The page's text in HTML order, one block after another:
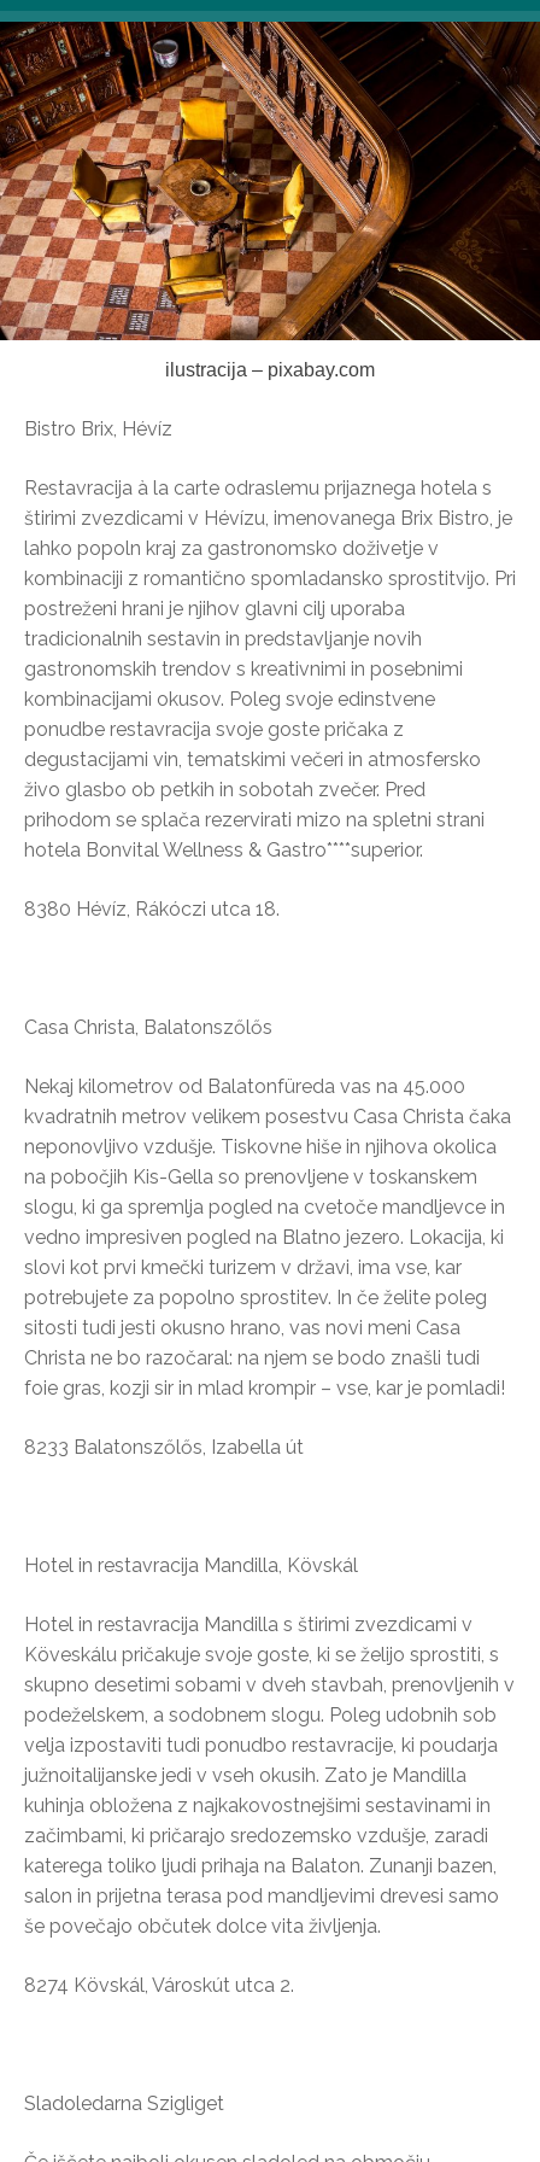
ilustracija – pixabay.com
Bistro Brix, Hévíz
Restavracija à la carte odraslemu prijaznega hotela s
štirimi zvezdicami v Hévízu, imenovanega Brix Bistro, je
lahko popoln kraj za gastronomsko doživetje v
kombinaciji z romantično spomladansko sprostitvijo. Pri
postreženi hrani je njihov glavni cilj uporaba
tradicionalnih sestavin in predstavljanje novih
gastronomskih trendov s kreativnimi in posebnimi
kombinacijami okusov. Poleg svoje edinstvene
ponudbe restavracija svoje goste pričaka z
degustacijami vin, tematskimi večeri in atmosfersko
živo glasbo ob petkih in sobotah zvečer. Pred
prihodom se splača rezervirati mizo na spletni strani
hotela Bonvital Wellness & Gastro****superior.
8380 Hévíz, Rákóczi utca 18.
Casa Christa, Balatonszőlős
Nekaj kilometrov od Balatonfüreda vas na 45.000
kvadratnih metrov velikem posestvu Casa Christa čaka
neponovljivo vzdušje. Tiskovne hiše in njihova okolica
na pobočjih Kis-Gella so prenovljene v toskanskem
slogu, ki ga spremlja pogled na cvetoče mandljevce in
vedno impresiven pogled na Blatno jezero. Lokacija, ki
slovi kot prvi kmečki turizem v državi, ima vse, kar
potrebujete za popolno sprostitev. In če želite poleg
sitosti tudi jesti okusno hrano, vas novi meni Casa
Christa ne bo razočaral: na njem se bodo znašli tudi
foie gras, kozji sir in mlad krompir – vse, kar je pomladi!
8233 Balatonszőlős, Izabella út
Hotel in restavracija Mandilla, Kövskál
Hotel in restavracija Mandilla s štirimi zvezdicami v
Köveskálu pričakuje svoje goste, ki se želijo sprostiti, s
skupno desetimi sobami v dveh stavbah, prenovljenih v
podeželskem, a sodobnem slogu. Poleg udobnih sob
velja izpostaviti tudi ponudbo restavracije, ki poudarja
južnoitalijanske jedi v vseh okusih. Zato je Mandilla
kuhinja obložena z najkakovostnejšimi sestavinami in
začimbami, ki pričarajo sredozemsko vzdušje, zaradi
katerega toliko ljudi prihaja na Balaton. Zunanji bazen,
salon in prijetna terasa pod mandljevimi drevesi samo
še povečajo občutek dolce vita življenja.
8274 Kövskál, Városkút utca 2.
Sladoledarna Szigliget